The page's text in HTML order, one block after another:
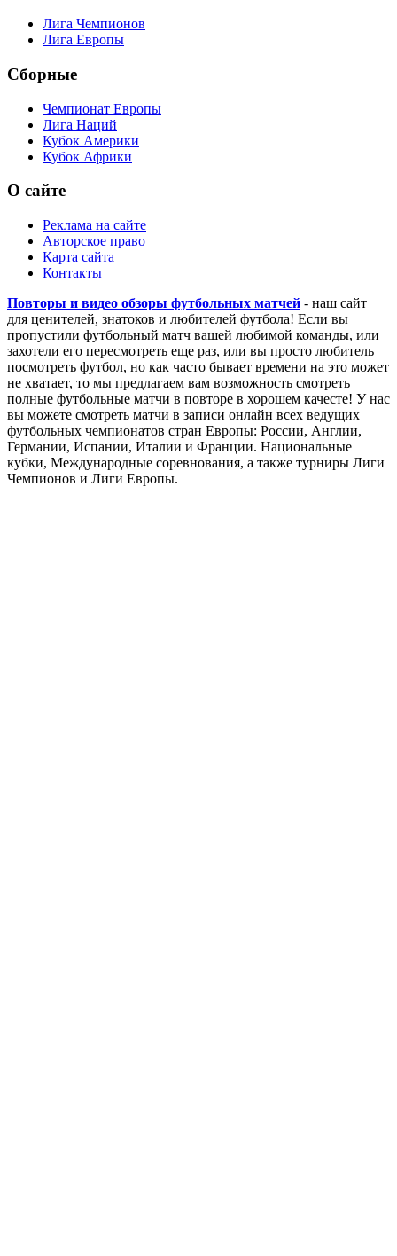
Лига Чемпионов
Лига Европы
Сборные
Чемпионат Европы
Лига Наций
Кубок Америки
Кубок Африки
О сайте
Реклама на сайте
Авторское право
Карта сайта
Контакты
Повторы и видео обзоры футбольных матчей - наш сайт
для ценителей, знатоков и любителей футбола! Если вы
пропустили футбольный матч вашей любимой команды, или
захотели его пересмотреть еще раз, или вы просто любитель
посмотреть футбол, но как часто бывает времени на это может
не хватает, то мы предлагаем вам возможность смотреть
полные футбольные матчи в повторе в хорошем качесте! У нас
вы можете смотреть матчи в записи онлайн всех ведущих
футбольных чемпионатов стран Европы: России, Англии,
Германии, Испании, Италии и Франции. Национальные
кубки, Международные соревнования, а также турниры Лиги
Чемпионов и Лиги Европы.